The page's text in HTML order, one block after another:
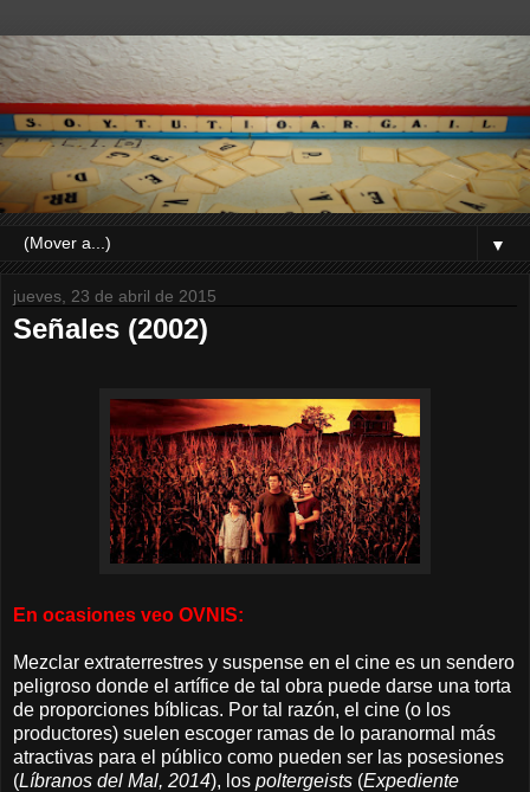
▼
jueves, 23 de abril de 2015
Señales (2002)
En ocasiones veo OVNIS:
Mezclar extraterrestres y suspense en el cine es un sendero
peligroso donde el artífice de tal obra puede darse una torta
de proporciones bíblicas. Por tal razón, el cine (o los
productores) suelen escoger ramas de lo paranormal más
atractivas para el público como pueden ser las posesiones
(Líbranos del Mal, 2014), los poltergeists (Expediente